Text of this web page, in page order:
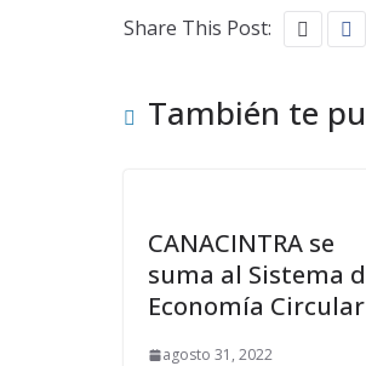
Share This Post:
También te
CANACINTRA se
suma al Sistema
Economía Circular
agosto 31, 2022